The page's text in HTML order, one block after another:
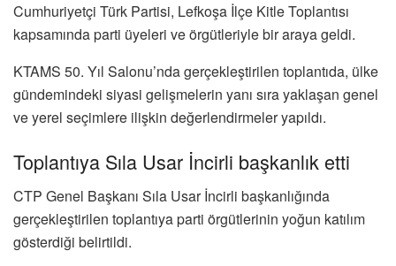
Cumhuriyetçi Türk Partisi, Lefkoşa İlçe Kitle Toplantısı
kapsamında parti üyeleri ve örgütleriyle bir araya geldi.
KTAMS 50. Yıl Salonu’nda gerçekleştirilen toplantıda, ülke
gündemindeki siyasi gelişmelerin yanı sıra yaklaşan genel
ve yerel seçimlere ilişkin değerlendirmeler yapıldı.
Toplantıya Sıla Usar İncirli başkanlık etti
CTP Genel Başkanı Sıla Usar İncirli başkanlığında
gerçekleştirilen toplantıya parti örgütlerinin yoğun katılım
gösterdiği belirtildi.